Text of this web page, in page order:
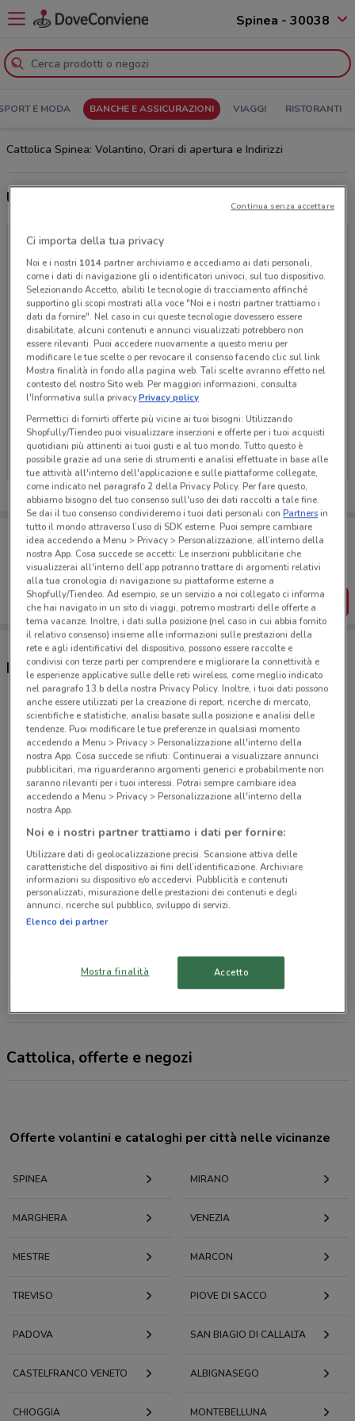
Spinea - 30038
E MODA BANCHE E ASSICURAZIONI VIAGGI RISTORANTI
Cattolica Spinea: Volantino, Orari di apertura e Indirizzi
Ultime offerte del volantino Cattolica
Ci dispiace, al momento non abbiamo pubblicato
volantini nella tua zona. Riprova più tardi.
Porta DoveConviene sempre con te!
Puoi trovare le migliori offerte dei negozi vicino a te,
salvarle e creare la tua lista del risparmio, comodamente
dal tuo cellulare.
SCARICA L’APP
Negozi Cattolica a Spinea
Via Cristoforo Colombo, 20 Mirano
4.3 km
CHIUSO
Via Pia, 15 Mogliano Veneto
9.4 km
Via E. Montale, 4 Cazzago
9.4 km
Via Venezia, 48 Scorzé
9.7 km
CHIUSO
10.5 km
Cattolica, offerte e negozi
Offerte volantini e cataloghi per città nelle vicinanze
SPINEA MIRANO
MARGHERA VENEZIA
MESTRE MARCON
TREVISO PIOVE DI SACCO
PADOVA SAN BIAGIO DI CALLALTA
CASTELFRANCO VENETO ALBIGNASEGO
CHIOGGIA MONTEBELLUNA
Ci importa della tua privacy
Noi e i nostri 1014partner archiviamo e accediamo ai dati personali,
come i dati di navigazione gli o identificatori univoci, sul tuo dispositivo.
Selezionando Accetto, abiliti le tecnologie di tracciamento affinché
supportino gli scopi mostrati alla voce "Noi e i nostri partner trattiamo i
dati da fornire". Nel caso in cui queste tecnologie dovessero essere
disabilitate, alcuni contenuti e annunci visualizzati potrebbero non
essere rilevanti. Puoi accedere nuovamente a questo menu per
modificare le tue scelte o per revocare il consenso facendo clic sul link
Mostra finalità in fondo alla pagina web. Tali scelte avranno effetto nel
contesto del nostro Sito web. Per maggiori informazioni, consulta
l'Informativa sulla privacy.Privacy policy
Permettici di fornirti offerte più vicine ai tuoi bisogni: Utilizzando
Shopfully/Tiendeo puoi visualizzare inserzioni e offerte per i tuoi acquisti
quotidiani più attinenti ai tuoi gusti e al tuo mondo. Tutto questo è
possibile grazie ad una serie di strumenti e analisi effettuate in base alle
tue attività all'interno dell'applicazione e sulle piattaforme collegate,
come indicato nel paragrafo 2 della Privacy Policy. Per fare questo,
abbiamo bisogno del tuo consenso sull'uso dei dati raccolti a tale fine.
Se dai il tuo consenso condivideremo i tuoi dati personali conPartnersin
tutto il mondo attraverso l’uso di SDK esterne. Puoi sempre cambiare
idea accedendo a Menu > Privacy > Personalizzazione, all’interno della
nostra App. Cosa succede se accetti: Le inserzioni pubblicitarie che
visualizzerai all'interno dell’app potranno trattare di argomenti relativi
alla tua cronologia di navigazione su piattaforme esterne a
Shopfully/Tiendeo. Ad esempio, se un servizio a noi collegato ci informa
che hai navigato in un sito di viaggi, potremo mostrarti delle offerte a
tema vacanze. Inoltre, i dati sulla posizione (nel caso in cui abbia fornito
il relativo consenso) insieme alle informazioni sulle prestazioni della
rete e agli identificativi del dispositivo, possono essere raccolte e
condivisi con terze parti per comprendere e migliorare la connettività e
le esperienze applicative sulle delle reti wireless, come meglio indicato
nel paragrafo 13.b della nostra Privacy Policy. Inoltre, i tuoi dati possono
anche essere utilizzati per la creazione di report, ricerche di mercato,
scientifiche e statistiche, analisi basate sulla posizione e analisi delle
tendenze. Puoi modificare le tue preferenze in qualsiasi momento
accedendo a Menu > Privacy > Personalizzazione all'interno della
nostra App. Cosa succede se rifiuti: Continuerai a visualizzare annunci
pubblicitari, ma riguarderanno argomenti generici e probabilmente non
saranno rilevanti per i tuoi interessi. Potrai sempre cambiare idea
accedendo a Menu > Privacy > Personalizzazione all'interno della
nostra App.
Noi e i nostri partner trattiamo i dati per fornire:
Utilizzare dati di geolocalizzazione precisi. Scansione attiva delle
caratteristiche del dispositivo ai fini dell’identificazione. Archiviare
informazioni su dispositivo e/o accedervi. Pubblicità e contenuti
personalizzati, misurazione delle prestazioni dei contenuti e degli
annunci, ricerche sul pubblico, sviluppo di servizi.
Elenco dei partner
Mostra finalità Accetto
Continua senza accettare